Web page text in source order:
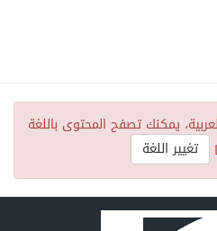
يمكنك تصفح المحتوى باللغة
تغيير اللغة